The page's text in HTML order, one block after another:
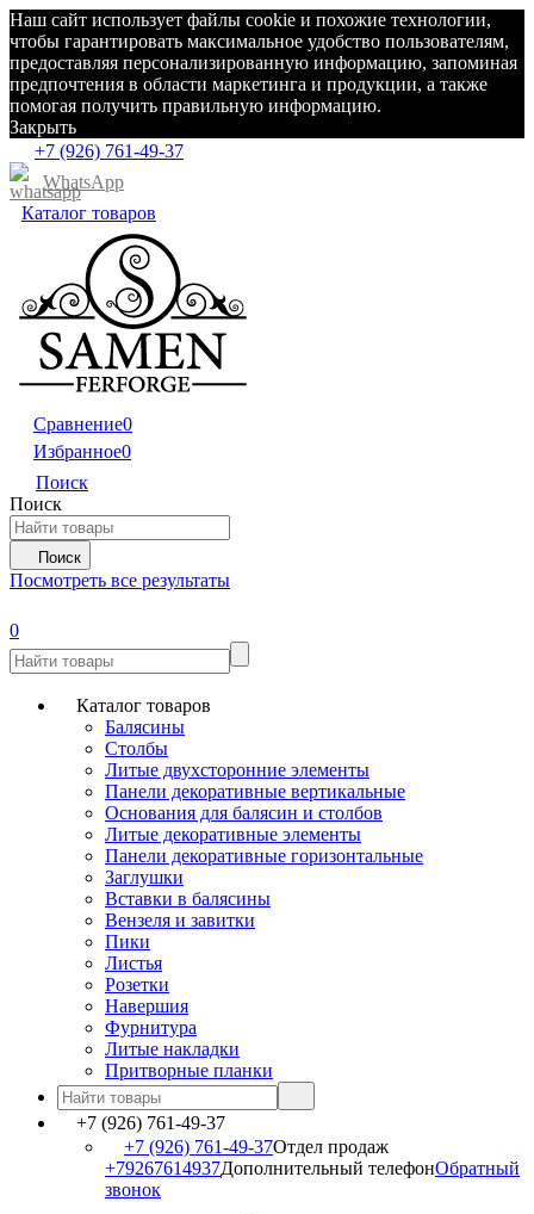
Наш сайт использует файлы cookie и похожие технологии,
чтобы гарантировать максимальное удобство пользователям,
предоставляя персонализированную информацию, запоминая
предпочтения в области маркетинга и продукции, а также
помогая получить правильную информацию.
Закрыть
+7 (926) 761-49-37
WhatsApp
Каталог товаров
Сравнение0
Избранное0
Поиск
Поиск
Поиск
Посмотреть все результаты
0
Каталог товаров
Балясины
Столбы
Литые двухсторонние элементы
Панели декоративные вертикальные
Основания для балясин и столбов
Литые декоративные элементы
Панели декоративные горизонтальные
Заглушки
Вставки в балясины
Вензеля и завитки
Пики
Листья
Розетки
Навершия
Фурнитура
Литые накладки
Притворные планки
+7 (926) 761-49-37
+7 (926) 761-49-37Отдел продаж
+79267614937Дополнительный телефонОбратный
звонок